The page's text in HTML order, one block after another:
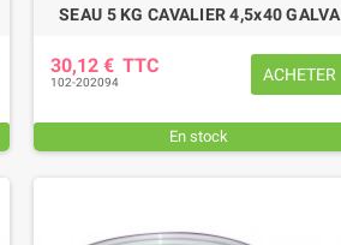
SEAU 5 KG CAVALIER 4,5x40 GALVA
30,12 € TTC
102-202094 ACHETER
En stock